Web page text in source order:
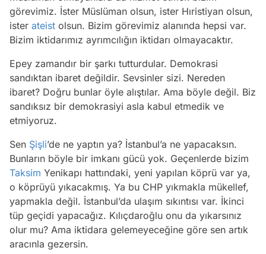
görevimiz. İster Müslüman olsun, ister Hıristiyan olsun,
ister ateist olsun. Bizim görevimiz alanında hepsi var.
Bizim iktidarımız ayrımcılığın iktidarı olmayacaktır.
Epey zamandır bir şarkı tutturdular. Demokrasi
sandıktan ibaret değildir. Sevsinler sizi. Nereden
ibaret? Doğru bunlar öyle alıştılar. Ama böyle değil. Biz
sandıksız bir demokrasiyi asla kabul etmedik ve
etmiyoruz.
Sen Şişli’de ne yaptın ya? İstanbul’a ne yapacaksın.
Bunların böyle bir imkanı gücü yok. Geçenlerde bizim
Taksim Yenikapı hattındaki, yeni yapılan köprü var ya,
o köprüyü yıkacakmış. Ya bu CHP yıkmakla mükellef,
yapmakla değil. İstanbul’da ulaşım sıkıntısı var. İkinci
tüp geçidi yapacağız. Kılıçdaroğlu onu da yıkarsınız
olur mu? Ama iktidara gelemeyeceğine göre sen artık
aracınla gezersin.